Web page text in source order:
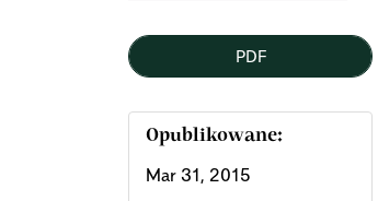
PDF
Opublikowane:
Mar 31, 2015